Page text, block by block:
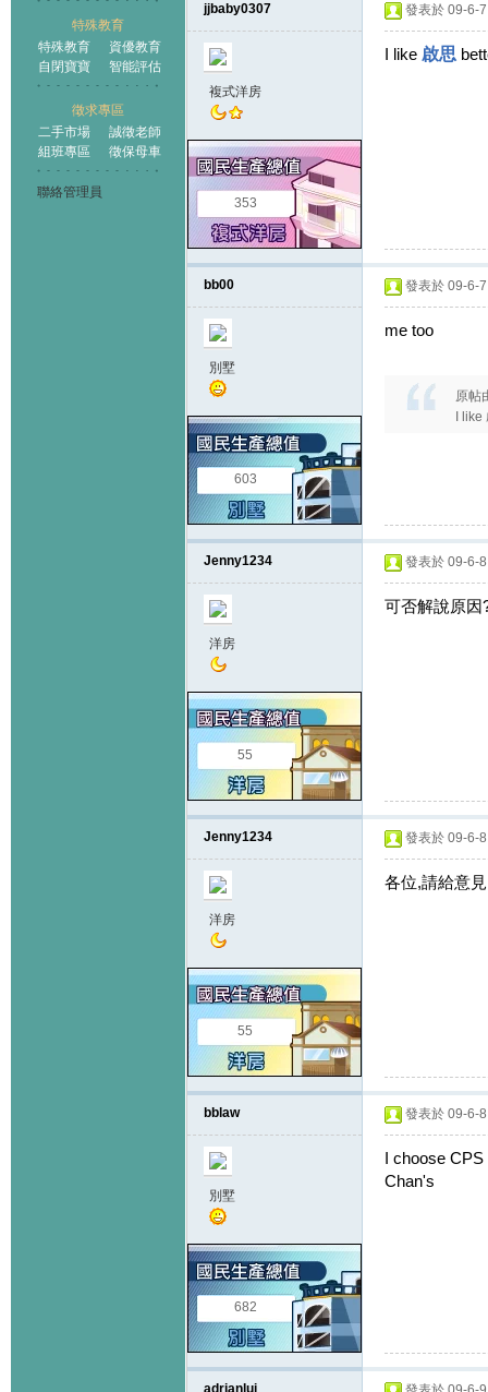
特殊教育
特殊教育
資優教育
自閉寶寶
智能評估
徵求專區
二手市場
誠徵老師
組班專區
徵保母車
聯絡管理員
jjbaby0307
複式洋房
353
發表於 09-6-
I like 啟思
bb00
別墅
603
發表於 09-6-
me too
原帖
I
Jenny1234
洋房
55
發表於 09-6-
可否解說原因
Jenny1234
洋房
55
發表於 09-6-
各位,請給意
bblaw
別墅
682
發表於 09-6-
I choose
Chan's
adrianlui